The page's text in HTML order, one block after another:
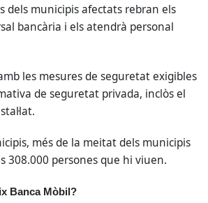
dels municipis afectats rebran els
bancària i els atendrà personal
les mesures de seguretat exigibles
de seguretat privada, inclòs el
més de la meitat dels municipis
308.000 persones que hi viuen.
Banca Mòbil?